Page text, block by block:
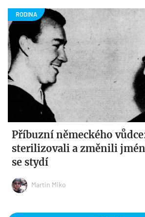
Příbuzní německého
sterilizovali a změnili
se stydí
Martin Miko